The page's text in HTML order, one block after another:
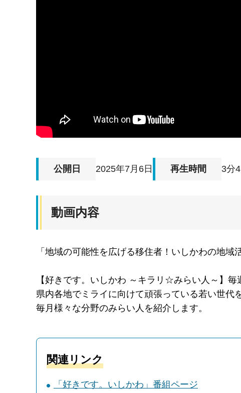
公開日 2025年7月6日 再生時間 3分
動画内容
「地域の可能性を広げる移住者！いしかわの地
【好きです。いしかわ ～キラリ☆みらい人～】
県内各地でミライに向けて頑張っている若い世代
毎月様々な分野のみらい人を紹介します。
関連リンク
「好きです。いしかわ」番組ページ